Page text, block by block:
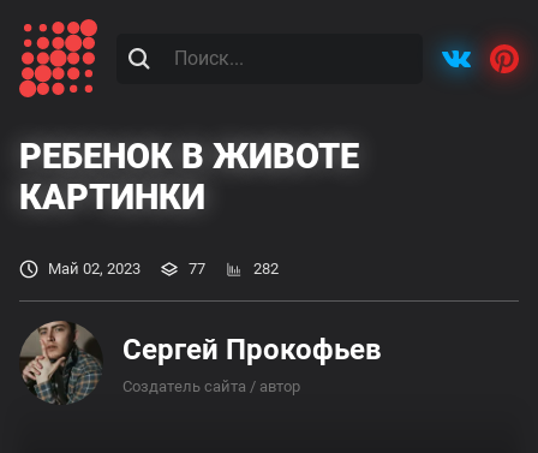
РЕБЕНОК В ЖИВОТЕ
КАРТИНКИ
Май 02, 2023 77 282
Сергей Прокофьев
Создатель сайта / автор